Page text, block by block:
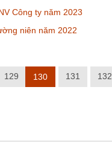
Công ty năm 2023
niên năm 2022
129 130 131 132